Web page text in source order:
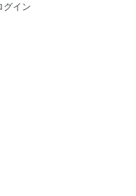
グイン